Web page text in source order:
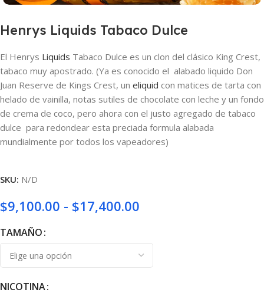
Henrys Liquids Tabaco Dulce
El Henrys Liquids Tabaco Dulce es un clon del clásico King Crest,
tabaco muy apostrado. (Ya es conocido el alabado liquido Don
Juan Reserve de Kings Crest, un eliquid con matices de tarta con
helado de vainilla, notas sutiles de chocolate con leche y un fondo
de crema de coco, pero ahora con el justo agregado de tabaco
dulce para redondear esta preciada formula alabada
mundialmente por todos los vapeadores)
SKU: N/D
$9,100.00 - $17,400.00
TAMAÑO
NICOTINA